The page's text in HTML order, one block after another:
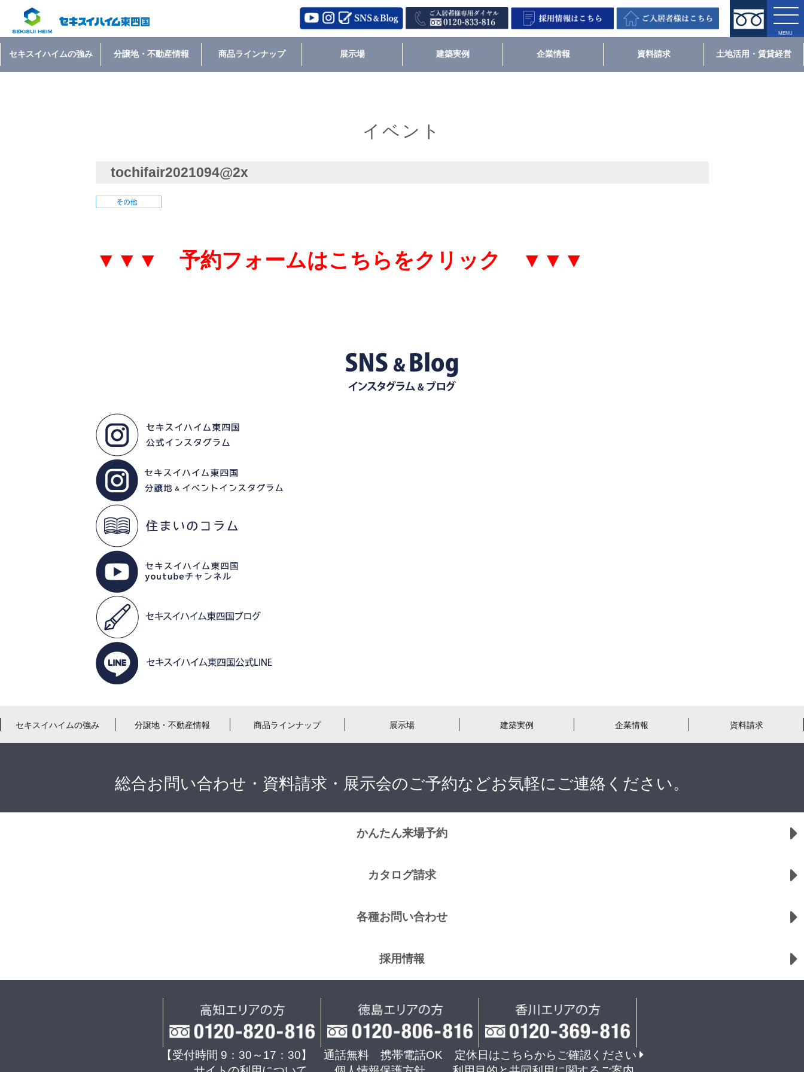
セキスイハイムの強み 分譲地・不動産情報 商品ラインナップ 展示場 建築実例 企業情報 資料請求 土地活用・賃貸経営
イベント
tochifair2021094@2x
▼▼▼ 予約フォームはこちらをクリック ▼▼▼
セキスイハイムの強み 分譲地・不動産情報 商品ラインナップ 展示場 建築実例 企業情報 資料請求
総合お問い合わせ・資料請求・展示会のご予約などお気軽にご連絡ください。
かんたん来場予約
カタログ請求
各種お問い合わせ
採用情報
【受付時間 9：30～17：30】 通話無料 携帯電話OK
定休日はこちらからご確認ください